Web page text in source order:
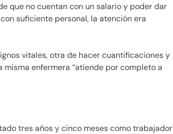
que no cuentan con un salario y poder dar
suficiente personal, la atención era
vitales, otra de hacer cuantificaciones y
misma enfermera “atiende por completo a
tres años y cinco meses como trabajador